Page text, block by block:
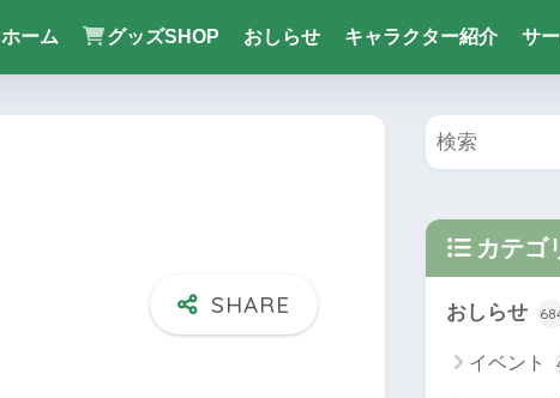
ホーム グッズSHOP おしらせ キャラクター紹介 サ
カテゴ
おしらせ
イベント